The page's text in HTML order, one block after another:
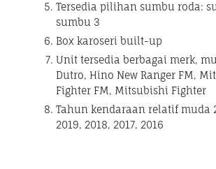
Tersedia pilihan sumbu roda:
sumbu 3
Box karoseri built-up
Unit tersedia berbagai merk,
Dutro, Hino New Ranger FM,
Fighter FM, Mitsubishi Fighter
Tahun kendaraan relatif muda
2019, 2018, 2017, 2016